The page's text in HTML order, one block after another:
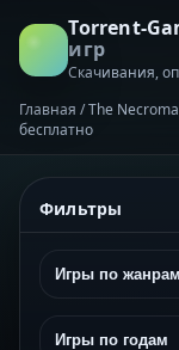
Torrent-
игр
Скачивания,
Главная /The
бесплатно
Фильтры
Игры по жанрам
Игры по годам